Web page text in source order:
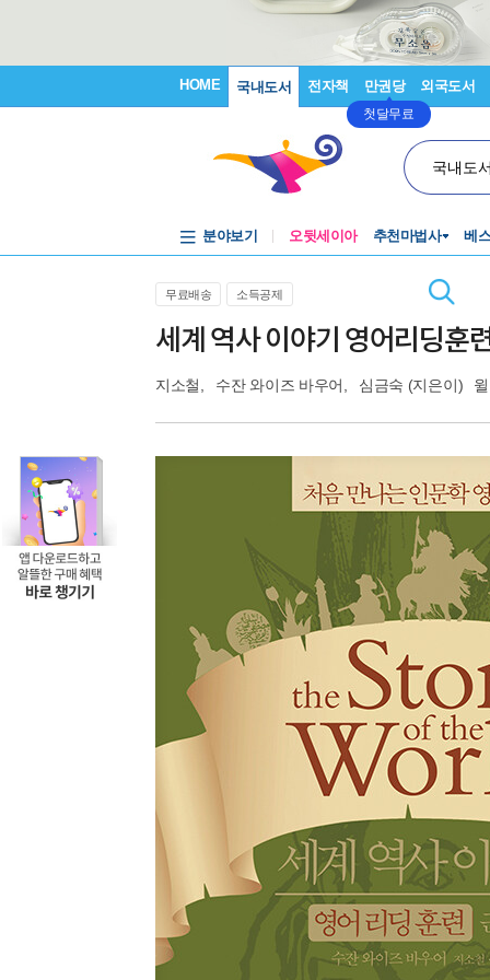
HOME 국내도서 전자책 만권당
첫달무료
외국도서
국내도
분야보기 오뒷세이아 추천마법사 베
무료배송 소득공제
세계 역사 이야기 영어리딩훈
지소철 수잔 와이즈 바우어 심금숙 (지은이)